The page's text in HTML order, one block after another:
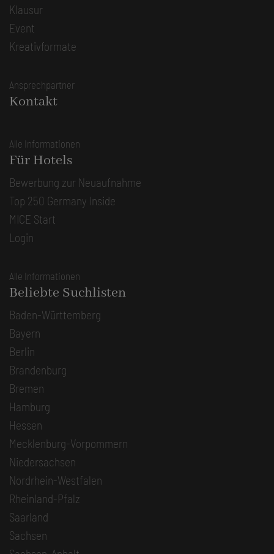
Klausur
Event
Kreativformate
Ansprechpartner
Kontakt
Alle Informationen
Für Hotels
Bewerbung zur Neuaufnahme
Top 250 Germany Inside
MICE Start
Login
Alle Informationen
Beliebte Suchlisten
Baden-Württemberg
Bayern
Berlin
Brandenburg
Bremen
Hamburg
Hessen
Mecklenburg-Vorpommern
Niedersachsen
Nordrhein-Westfalen
Rheinland-Pfalz
Saarland
Sachsen